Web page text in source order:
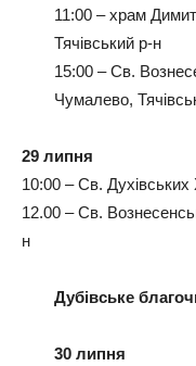
11:00 – храм
Тячівський р-н
15:00 – Св.
Чумалево,
29 липня
10:00 – Св.
12.00 – Св.
н
Дубівське
30 липня